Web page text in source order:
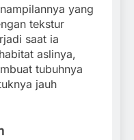
yang
tekstur
saat ia
aslinya,
tubuhnya
jauh